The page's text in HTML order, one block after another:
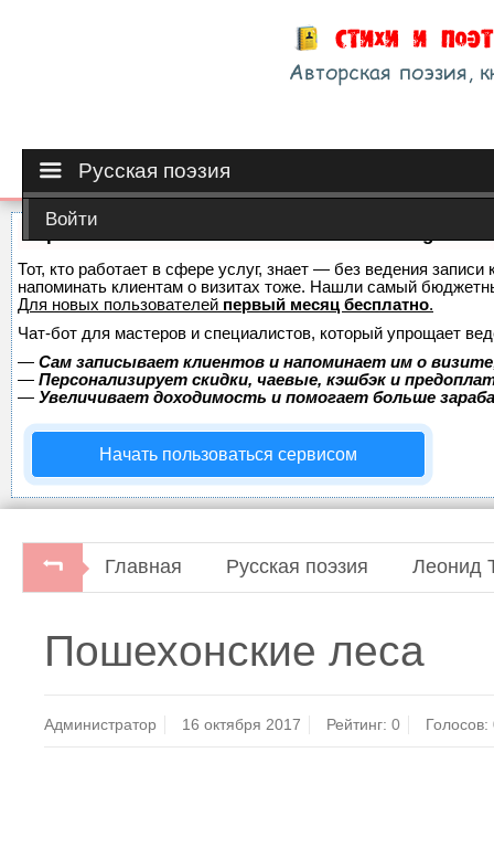
Русская поэзия
Войти
Тот, кто работает в сфере услуг, знает — без ведения
напоминать клиентам о визитах тоже. Нашли самый
Для новых пользователей первый месяц бесплатно.
Чат-бот для мастеров и специалистов, который упрощает
— Сам записывает клиентов и напоминает им о
— Персонализирует скидки, чаевые, кэшбэк и
— Увеличивает доходимость и помогает больше
Начать пользоваться сервисом
Главная Русская поэзия Леонид
Пошехонские леса
Администратор 16 октября 2017 Рейтинг:0 Голосов: